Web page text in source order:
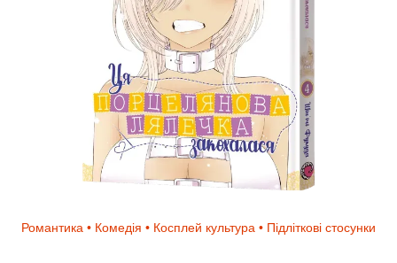
Романтика • Комедія • Косплей культура • Підліткові стосунки